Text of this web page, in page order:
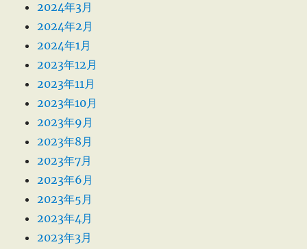
2024年3月
2024年2月
2024年1月
2023年12月
2023年11月
2023年10月
2023年9月
2023年8月
2023年7月
2023年6月
2023年5月
2023年4月
2023年3月